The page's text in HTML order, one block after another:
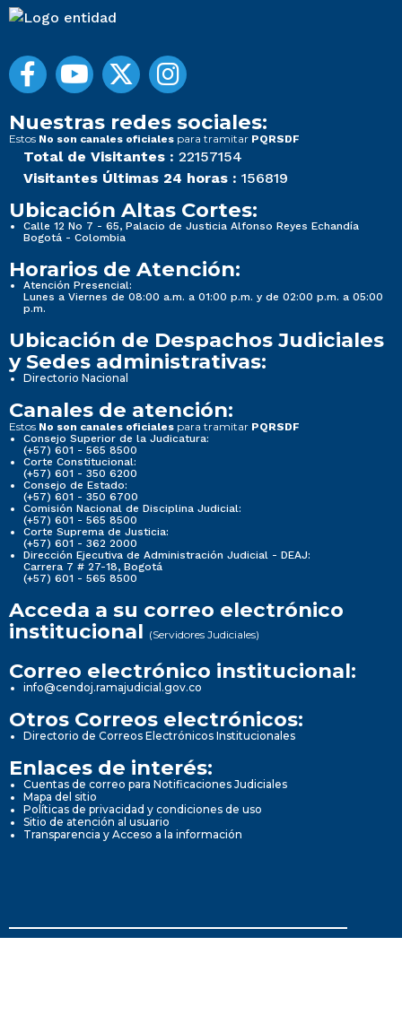
Nuestras redes sociales:
Estos No son canales oficiales para tramitar PQRSDF
Total de Visitantes : 22157154
Visitantes Últimas 24 horas : 156819
Ubicación Altas Cortes:
Calle 12 No 7 - 65, Palacio de Justicia Alfonso Reyes Echandía
Bogotá - Colombia
Horarios de Atención:
Atención Presencial:
Lunes a Viernes de 08:00 a.m. a 01:00 p.m. y de 02:00 p.m. a 05:00
p.m.
Ubicación de Despachos Judiciales
y Sedes administrativas:
Directorio Nacional
Canales de atención:
Estos No son canales oficiales para tramitar PQRSDF
Consejo Superior de la Judicatura:
(+57) 601 - 565 8500
Corte Constitucional:
(+57) 601 - 350 6200
Consejo de Estado:
(+57) 601 - 350 6700
Comisión Nacional de Disciplina Judicial:
(+57) 601 - 565 8500
Corte Suprema de Justicia:
(+57) 601 - 362 2000
Dirección Ejecutiva de Administración Judicial - DEAJ:
Carrera 7 # 27-18, Bogotá
(+57) 601 - 565 8500
Acceda a su correo electrónico
institucional (Servidores Judiciales)
Correo electrónico institucional:
info@cendoj.ramajudicial.gov.co
Otros Correos electrónicos:
Directorio de Correos Electrónicos Institucionales
Enlaces de interés:
Cuentas de correo para Notificaciones Judiciales
Mapa del sitio
Políticas de privacidad y condiciones de uso
Sitio de atención al usuario
Transparencia y Acceso a la información